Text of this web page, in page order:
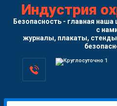
Индустрия
Безопасность - главная наша
с
журналы, плакаты,